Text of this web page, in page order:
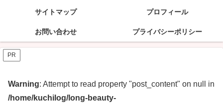
サイトマップ プロフィール
お問い合わせ プライバシーポリシー
PR
Warning: Attempt to read property "post_content" on null in
/home/kuchilog/long-beauty-